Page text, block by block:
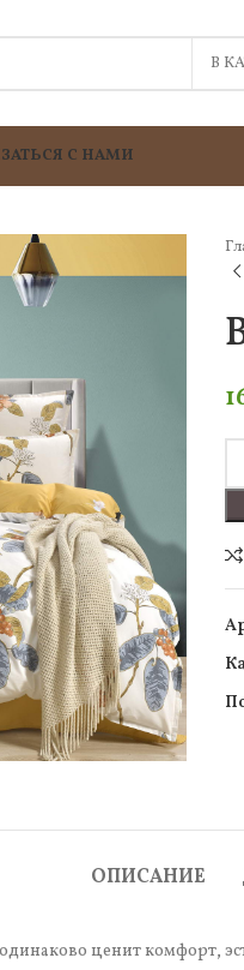
В
С НАМИ
ОПИСАНИЕ
ценит комфорт,